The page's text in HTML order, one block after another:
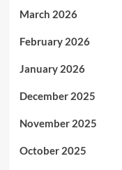
March 2026
February 2026
January 2026
December 2025
November 2025
October 2025